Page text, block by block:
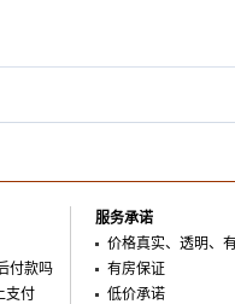
付款吗
支付
服务承诺
价格真实、透明、
有房保证
低价承诺